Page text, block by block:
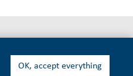
OK, accept everything